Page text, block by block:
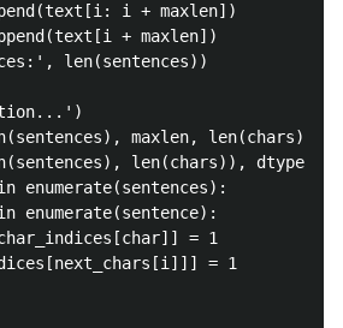
i + maxlen])
+ maxlen])
len(sentences))
maxlen, len(chars)),
len(chars)),
enumerate(sentence):
= 1
= 1